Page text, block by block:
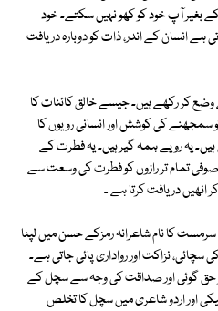
آپ خود کو کھو نہیں سکتے۔ خود
انسان کے اندر، ذات کو دوبارہ دریافت
کر رکھے ہیں۔ جیسے خالق کائنات کا
سمجھنے کی کوشش اور انسانی رویوں کا
یہ رویے ہمہ گیر ہیں۔ یہ فطرت کے
تمام تر رازوں کو فطرت کی وسعت سے
انھیں دریافت کرتا ہے ۔
کا نام شاعرانہ رمزکے حسن میں لپٹا
نزاکت اور رواداری پائی جاتی ہے۔
حق گوئی اور صداقت کی وجہ سے سچل کے
اور اردو شاعری میں سچل کا تخلص